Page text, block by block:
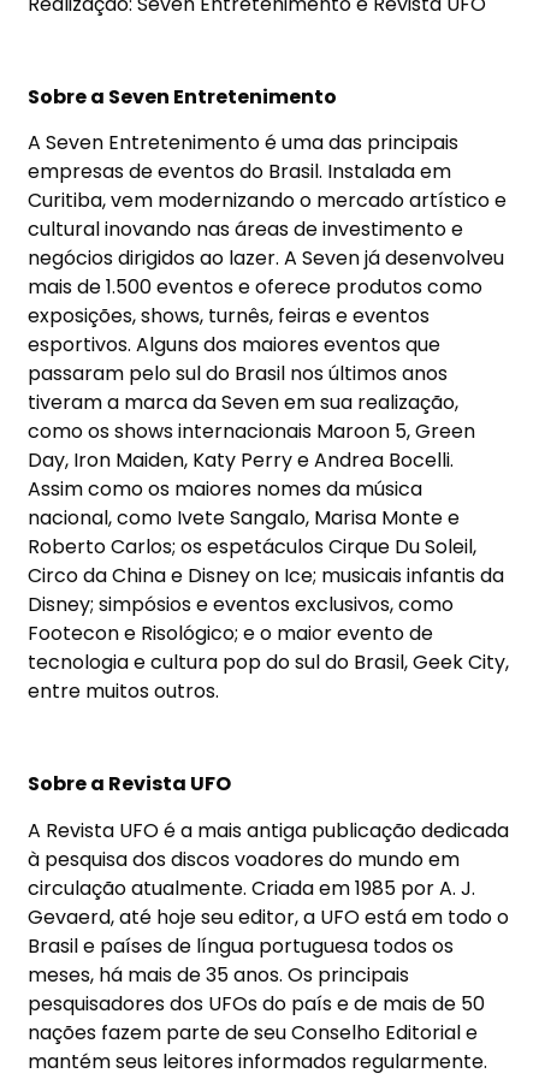
Sobre a Seven Entretenimento
A Seven Entretenimento é uma das principais
empresas de eventos do Brasil. Instalada em
Curitiba, vem modernizando o mercado artístico e
cultural inovando nas áreas de investimento e
negócios dirigidos ao lazer. A Seven já desenvolveu
mais de 1.500 eventos e oferece produtos como
exposições, shows, turnês, feiras e eventos
esportivos. Alguns dos maiores eventos que
passaram pelo sul do Brasil nos últimos anos
tiveram a marca da Seven em sua realização,
como os shows internacionais Maroon 5, Green
Day, Iron Maiden, Katy Perry e Andrea Bocelli.
Assim como os maiores nomes da música
nacional, como Ivete Sangalo, Marisa Monte e
Roberto Carlos; os espetáculos Cirque Du Soleil,
Circo da China e Disney on Ice; musicais infantis da
Disney; simpósios e eventos exclusivos, como
Footecon e Risológico; e o maior evento de
tecnologia e cultura pop do sul do Brasil, Geek City,
entre muitos outros.
Sobre a Revista UFO
A Revista UFO é a mais antiga publicação dedicada
à pesquisa dos discos voadores do mundo em
circulação atualmente. Criada em 1985 por A. J.
Gevaerd, até hoje seu editor, a UFO está em todo o
Brasil e países de língua portuguesa todos os
meses, há mais de 35 anos. Os principais
pesquisadores dos UFOs do país e de mais de 50
nações fazem parte de seu Conselho Editorial e
mantém seus leitores informados regularmente.